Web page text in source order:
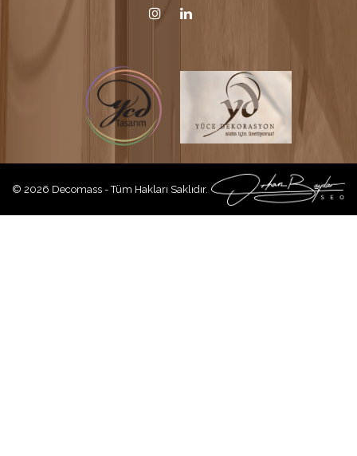
© 2026 Decomass - Tüm Hakları Saklıdır.